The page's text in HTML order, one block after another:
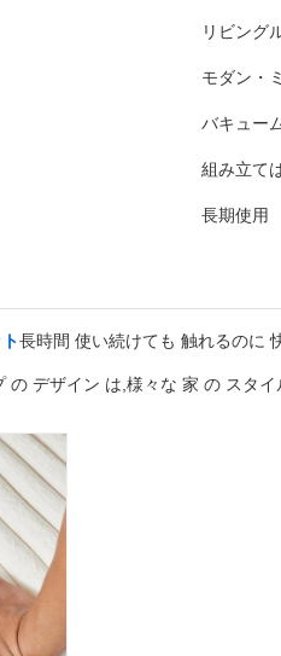
リビング
モダン・
バキュー
組み立て
長期使用
長時間 使い続けても 触れるのに
の デザイン は,様々な 家 の スタ